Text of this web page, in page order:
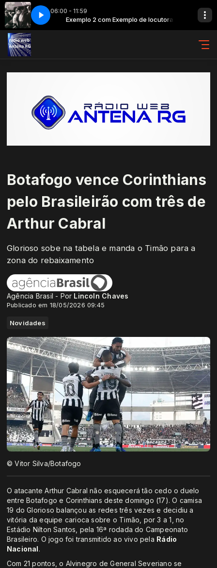
06:00 - 11:59
locutora Exemplo 2 com Exemplo de locutora
a-ha - Hunting High and Low
Botafogo vence Corinthians
pelo Brasileirão com três de
Arthur Cabral
Glorioso sobe na tabela e manda o Timão para a
zona do rebaixamento
Agência Brasil - Por Lincoln Chaves
Publicado em 18/05/2026 09:45
Novidades
© Vitor Silva/Botafogo
O atacante Arthur Cabral não esquecerá tão cedo o duelo
entre Botafogo e Corinthians deste domingo (17). O camisa
19 do Glorioso balançou as redes três vezes e decidiu a
vitória da equipe carioca sobre o Timão, por 3 a 1, no
Estádio Nilton Santos, pela 16ª rodada do Campeonato
Brasileiro. O jogo foi transmitido ao vivo pela Rádio
Nacional.
Com 21 pontos, o Alvinegro de General Severiano se